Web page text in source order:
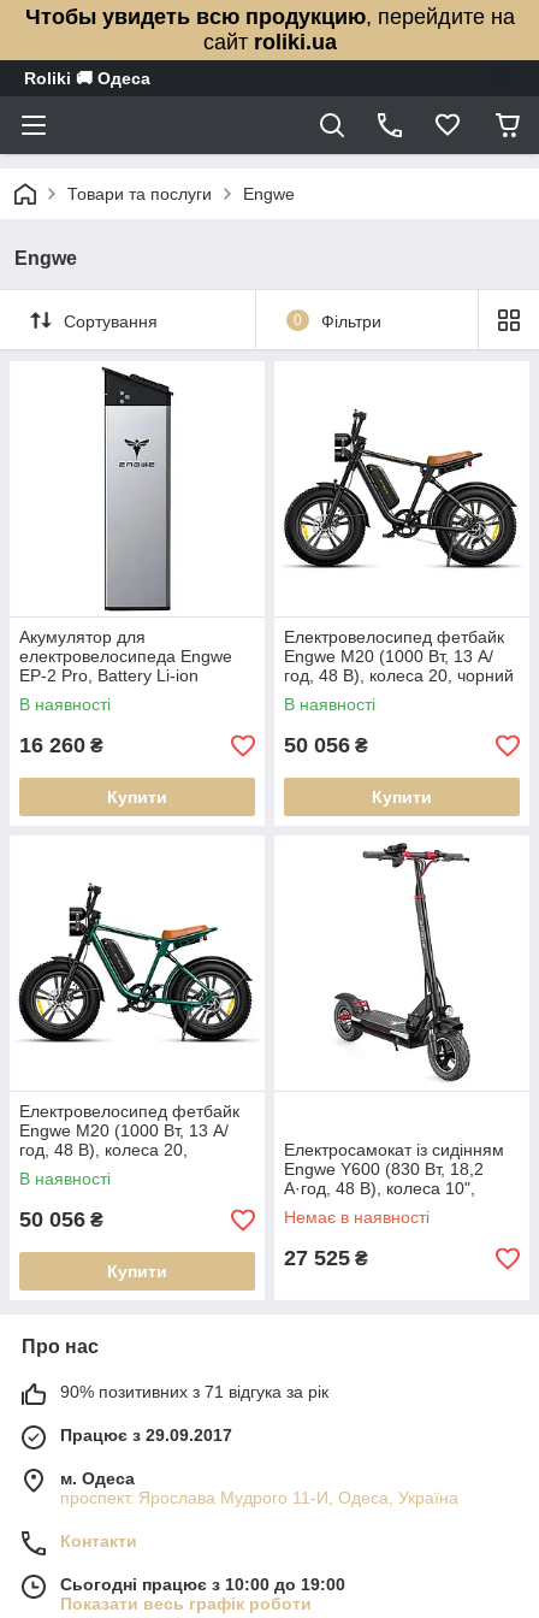
Чтобы увидеть всю продукцию, перейдите на
сайт roliki.ua
Roliki 🚚 Одеса
Товари та послуги Engwe
Engwe
Сортування 0 Фільтри
Акумулятор для
електровелосипеда Engwe
EP-2 Pro, Battery Li-ion
48V/13AH (624W*h) (Літій-
іонний акумулятор)
В наявності
16 260 ₴
Купити
Електровелосипед фетбайк
Engwe M20 (1000 Вт, 13 А/
год, 48 В), колеса 20, чорний
(ECO_En-M20-black)
В наявності
50 056 ₴
Купити
Електровелосипед фетбайк
Engwe M20 (1000 Вт, 13 А/
год, 48 В), колеса 20,
зелений (ECO_En-M20-
green)
В наявності
50 056 ₴
Купити
Електросамокат із сидінням
Engwe Y600 (830 Вт, 18,2
А·год, 48 В), колеса 10",
чорний (ECO_En-Y600)
Немає в наявності
27 525 ₴
Про нас
90% позитивних з 71 відгука за рік
Працює з 29.09.2017
м. Одеса
проспект. Ярослава Мудрого 11-И, Одеса, Україна
Контакти
Сьогодні працює з 10:00 до 19:00
Показати весь графік роботи